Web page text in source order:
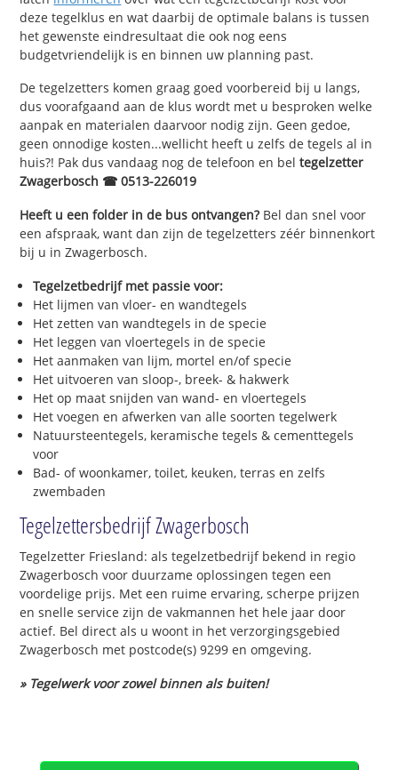
deze tegelklus en wat daarbij de optimale balans is tussen
het gewenste eindresultaat die ook nog eens
budgetvriendelijk is en binnen uw planning past.
De tegelzetters komen graag goed voorbereid bij u langs,
dus voorafgaand aan de klus wordt met u besproken welke
aanpak en materialen daarvoor nodig zijn. Geen gedoe,
geen onnodige kosten...wellicht heeft u zelfs de tegels al in
huis?! Pak dus vandaag nog de telefoon en beltegelzetter
Zwagerbosch ☎ 0513-226019
Heeft u een folder in de bus ontvangen?Bel dan snel voor
een afspraak, want dan zijn de tegelzetters zéér binnenkort
bij u in Zwagerbosch.
Tegelzetbedrijf met passie voor:
Het lijmen van vloer- en wandtegels
Het zetten van wandtegels in de specie
Het leggen van vloertegels in de specie
Het aanmaken van lijm, mortel en/of specie
Het uitvoeren van sloop-, breek- & hakwerk
Het op maat snijden van wand- en vloertegels
Het voegen en afwerken van alle soorten tegelwerk
Natuursteentegels, keramische tegels & cementtegels
voor
Bad- of woonkamer, toilet, keuken, terras en zelfs
zwembaden
Tegelzettersbedrijf Zwagerbosch
Tegelzetter Friesland: als tegelzetbedrijf bekend in regio
Zwagerbosch voor duurzame oplossingen tegen een
voordelige prijs. Met een ruime ervaring, scherpe prijzen
en snelle service zijn de vakmannen het hele jaar door
actief. Bel direct als u woont in het verzorgingsgebied
Zwagerbosch met postcode(s) 9299 en omgeving.
» Tegelwerk voor zowel binnen als buiten!